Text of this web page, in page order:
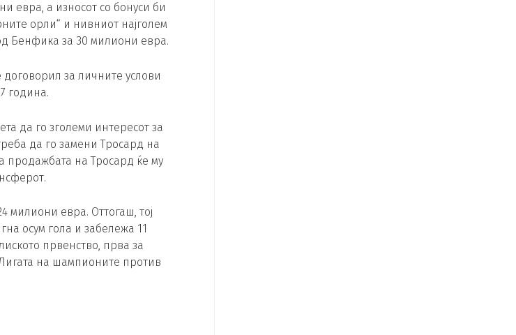
евра, а износот со бонуси би
орли“ и нивниот најголем
Бенфика за 30 милиони евра.
за личните услови
година.
да го зголеми интересот за
да го замени Тросард на
продажбата на Тросард ќе му
милиони евра. Оттогаш, тој
осум гола и забележа 11
првенство, прва за
на шампионите против